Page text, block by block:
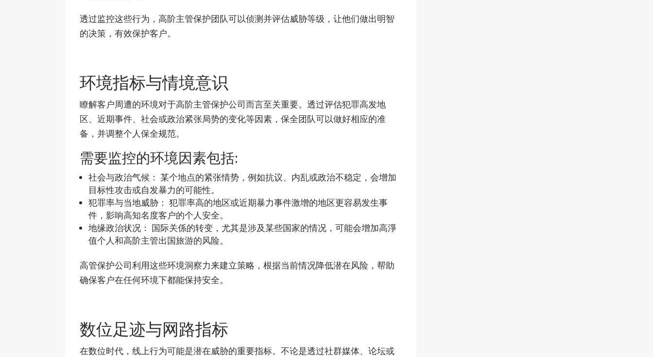
透过监控这些行为，高阶主管保护团队可以侦测并评估威胁等级，让他们做出明智
的决策，有效保护客户。
环境指标与情境意识
瞭解客户周遭的环境对于高阶主管保护公司而言至关重要。透过评估犯罪高发地
区、近期事件、社会或政治紧张局势的变化等因素，保全团队可以做好相应的准
备，并调整个人保全规范。
需要监控的环境因素包括:
社会与政治气候： 某个地点的紧张情势，例如抗议、内乱或政治不稳定，会增加
目标性攻击或自发暴力的可能性。
犯罪率与当地威胁： 犯罪率高的地区或近期暴力事件激增的地区更容易发生事
件，影响高知名度客户的个人安全。
地缘政治状况： 国际关係的转变，尤其是涉及某些国家的情况，可能会增加高淨
值个人和高阶主管出国旅游的风险。
高管保护公司利用这些环境洞察力来建立策略，根据当前情况降低潜在风险，帮助
确保客户在任何环境下都能保持安全。
数位足迹与网路指标
在数位时代，线上行为可能是潜在威胁的重要指标。不论是透过社群媒体、论坛或